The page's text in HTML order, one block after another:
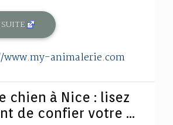
animalerie.com
chien à Nice : lisez
de confier votre ...